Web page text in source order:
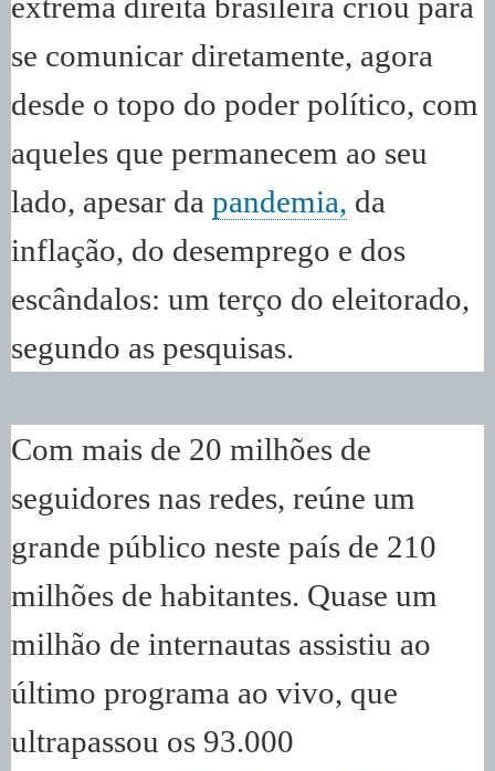
se comunicar diretamente, agora
desde o topo do poder político, com
aqueles que permanecem ao seu
lado, apesar da pandemia, da
inflação, do desemprego e dos
escândalos: um terço do eleitorado,
segundo as pesquisas.
Com mais de 20 milhões de
seguidores nas redes, reúne um
grande público neste país de 210
milhões de habitantes. Quase um
milhão de internautas assistiu ao
último programa ao vivo, que
ultrapassou os 93.000